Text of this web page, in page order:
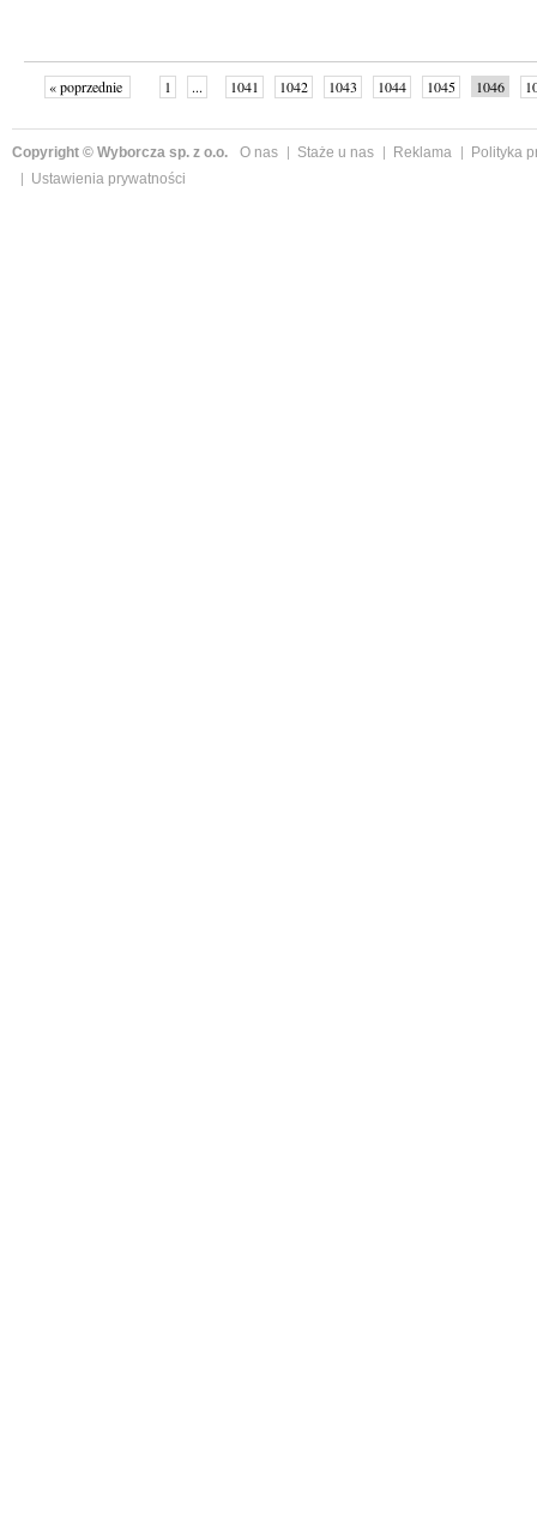
« poprzednie 1 ... 1041 1042 1043 1044 1045 1046
Copyright © Wyborcza sp. z o.o. O nas Staże u nas Reklama
Polityka
Ustawienia prywatności